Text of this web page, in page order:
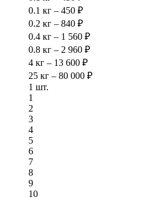
0.1 кг – 450 ₽
0.2 кг – 840 ₽
0.4 кг – 1 560 ₽
0.8 кг – 2 960 ₽
4 кг – 13 600 ₽
25 кг – 80 000 ₽
1 шт.
1
2
3
4
5
6
7
8
9
10